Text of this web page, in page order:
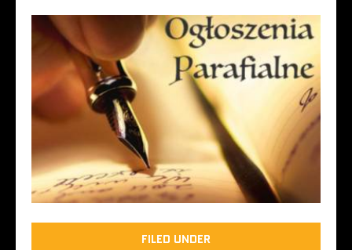
FILED UNDER